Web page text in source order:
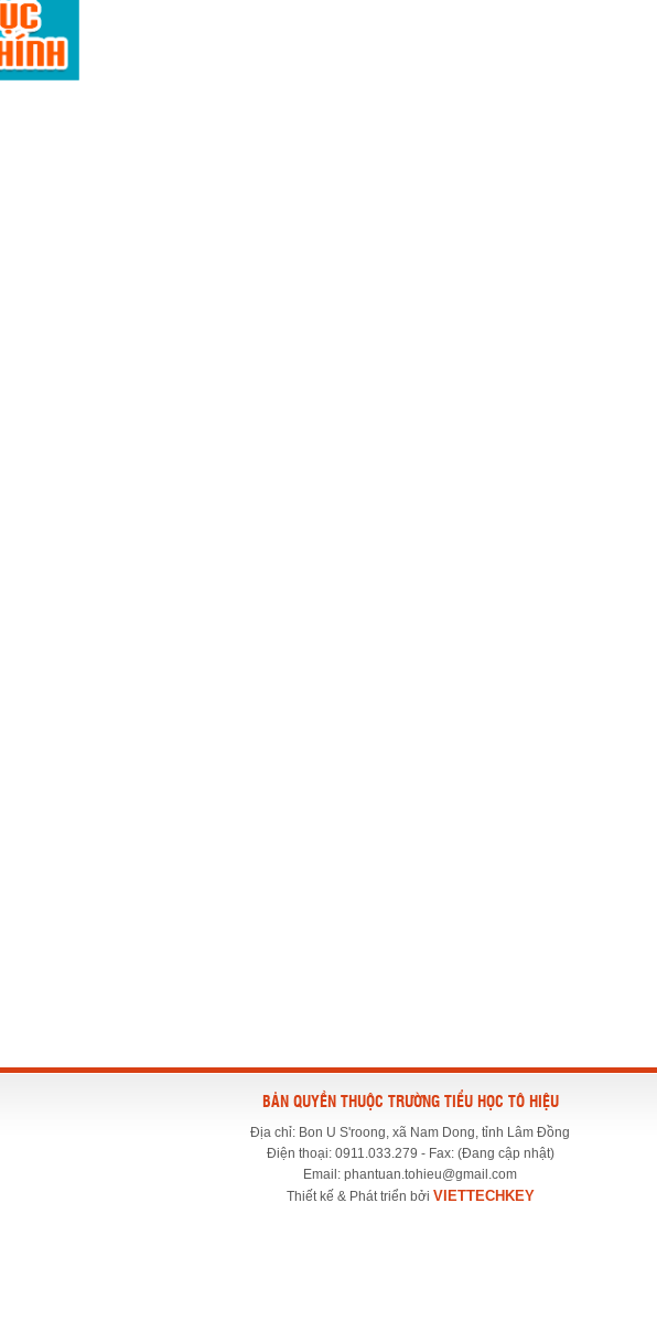
BẢN QUYỀN THUỘC TRƯỜNG TIỂU HỌC TÔ HIỆU
Địa chỉ: Bon U S'roong, xã Nam Dong, tỉnh Lâm Đồng
Điện thoại: 0911.033.279 - Fax: (Đang cập nhật)
Email: phantuan.tohieu@gmail.com
Thiết kế & Phát triển bởi VIETTECHKEY